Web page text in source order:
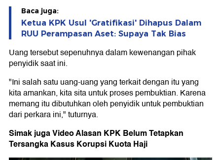
Baca juga:
Ketua KPK Usul 'Gratifikasi' Dihapus Dalam
RUU Perampasan Aset: Supaya Tak Bias
Uang tersebut sepenuhnya dalam kewenangan pihak
penyidik saat ini.
"Ini salah satu uang-uang yang terkait dengan itu yang
kita amankan, kita sita untuk proses pembuktian. Karena
memang itu dibutuhkan oleh penyidik untuk pembuktian
dari perkara ini," tuturnya.
Simak juga Video Alasan KPK Belum Tetapkan
Tersangka Kasus Korupsi Kuota Haji